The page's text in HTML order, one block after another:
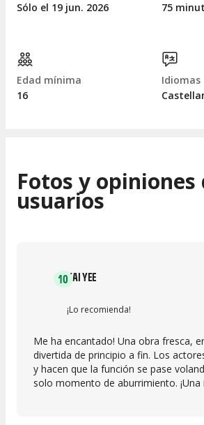
Sólo el 19 jun. 2026
75
Edad mínima
16
Idiomas
Fotos y opiniones
usuarios
10KAI YEE
¡Lo recomienda!
Me ha encantado! Una obra fresca,
divertida de principio a fin. Los
y hacen que la función se pase
solo momento de aburrimiento.